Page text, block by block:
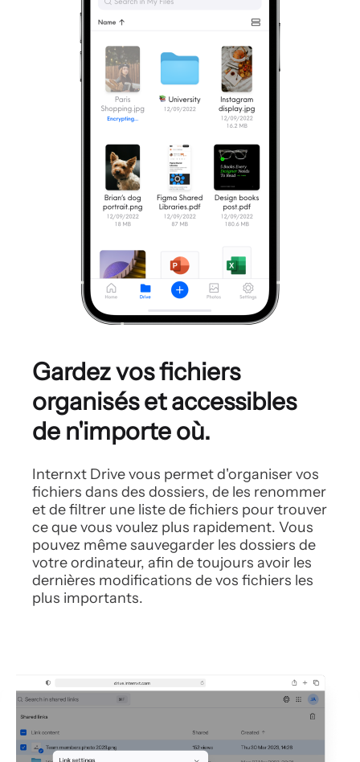
Gardez vos fichiers
organisés etaccessibles
de n'importe où.
Internxt Drive vous permet d'organiser vos
fichiers dans des dossiers, de les renommer
etde filtrer une liste de fichiers pour trouver
ceque vous voulez plus rapidement. Vous
pouvez mêmesauvegarder les dossiers de
votre ordinateur, afin de toujours avoir les
dernières modifications de vos fichiers les
plus importants.